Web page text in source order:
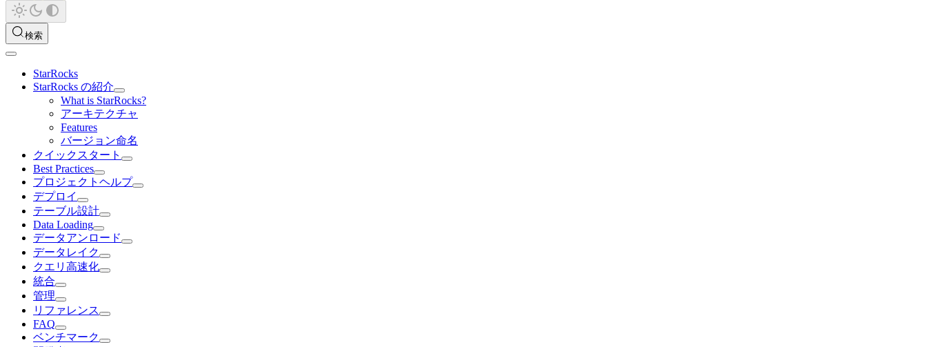
検索
StarRocks
StarRocks の紹介
What is StarRocks?
アーキテクチャ
Features
バージョン命名
クイックスタート
Best Practices
プロジェクトヘルプ
デプロイ
テーブル設計
Data Loading
データアンロード
データレイク
クエリ高速化
統合
管理
リファレンス
FAQ
ベンチマーク